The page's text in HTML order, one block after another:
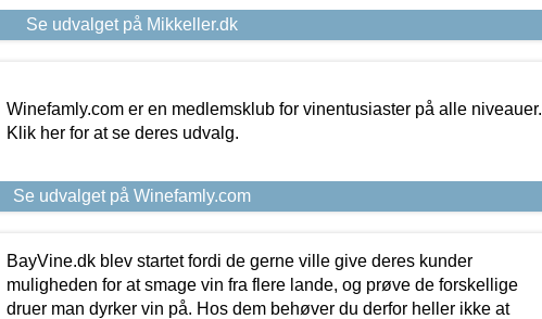
Se udvalget på Mikkeller.dk
Winefamly.com er en medlemsklub for vinentusiaster på alle niveauer.
Klik her for at se deres udvalg.
Se udvalget på Winefamly.com
BayVine.dk blev startet fordi de gerne ville give deres kunder
muligheden for at smage vin fra flere lande, og prøve de forskellige
druer man dyrker vin på. Hos dem behøver du derfor heller ikke at